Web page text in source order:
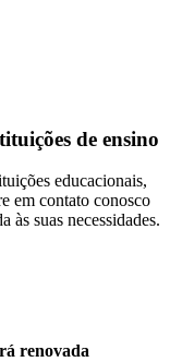
de ensino
educacionais,
em contato conosco
às suas necessidades.
renovada